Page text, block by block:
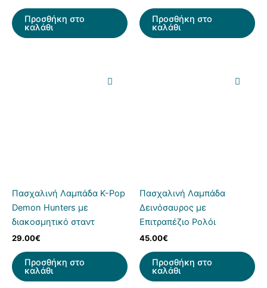
Προσθήκη στο
καλάθι
Προσθήκη στο
καλάθι
Πασχαλινή Λαμπάδα K-Pop
Demon Hunters με
διακοσμητικό σταντ
29.00€
Προσθήκη στο
καλάθι
Πασχαλινή Λαμπάδα
Δεινόσαυρος με
Επιτραπέζιο Ρολόι
45.00€
Προσθήκη στο
καλάθι